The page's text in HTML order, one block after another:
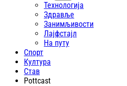
Технологија
Здравље
Занимљивости
Лајфстajл
На путу
Спорт
Култура
Став
Pottcast